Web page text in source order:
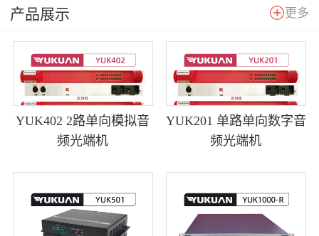
产品展示 更多
YUK402 2路单向模拟音
频光端机
YUK201 单路单向数字音
频光端机